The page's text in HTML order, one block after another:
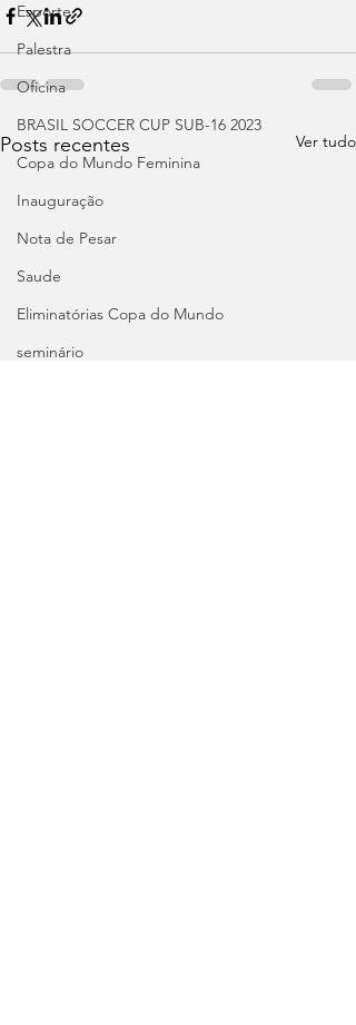
Esporte
Palestra
Oficina
BRASIL SOCCER CUP SUB-16 2023
Copa do Mundo Feminina
Inauguração
Nota de Pesar
Saude
Eliminatórias Copa do Mundo
seminário
Posts recentes Ver tudo